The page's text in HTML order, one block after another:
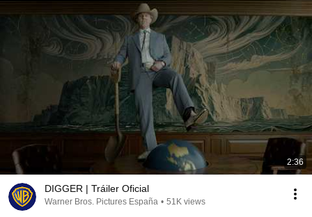
2:36
DIGGER | Tráiler Oficial
Warner Bros. Pictures España • 51K views